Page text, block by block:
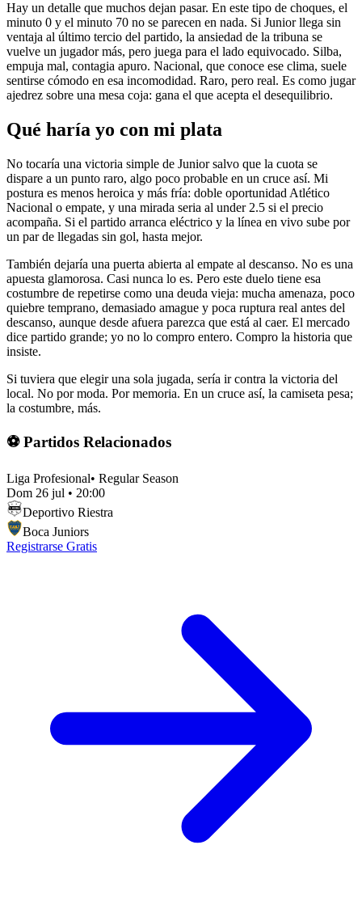
Hay un detalle que muchos dejan pasar. En este tipo de choques, el
minuto 0 y el minuto 70 no se parecen en nada. Si Junior llega sin
ventaja al último tercio del partido, la ansiedad de la tribuna se
vuelve un jugador más, pero juega para el lado equivocado. Silba,
empuja mal, contagia apuro. Nacional, que conoce ese clima, suele
sentirse cómodo en esa incomodidad. Raro, pero real. Es como jugar
ajedrez sobre una mesa coja: gana el que acepta el desequilibrio.
Qué haría yo con mi plata
No tocaría una victoria simple de Junior salvo que la cuota se
dispare a un punto raro, algo poco probable en un cruce así. Mi
postura es menos heroica y más fría: doble oportunidad Atlético
Nacional o empate, y una mirada seria al under 2.5 si el precio
acompaña. Si el partido arranca eléctrico y la línea en vivo sube por
un par de llegadas sin gol, hasta mejor.
También dejaría una puerta abierta al empate al descanso. No es una
apuesta glamorosa. Casi nunca lo es. Pero este duelo tiene esa
costumbre de repetirse como una deuda vieja: mucha amenaza, poco
quiebre temprano, demasiado amague y poca ruptura real antes del
descanso, aunque desde afuera parezca que está al caer. El mercado
dice partido grande; yo no lo compro entero. Compro la historia que
insiste.
Si tuviera que elegir una sola jugada, sería ir contra la victoria del
local. No por moda. Por memoria. En un cruce así, la camiseta pesa;
la costumbre, más.
⚽ Partidos Relacionados
Liga Profesional• Regular Season
Dom 26 jul • 20:00
Deportivo Riestra
Boca Juniors
Registrarse Gratis